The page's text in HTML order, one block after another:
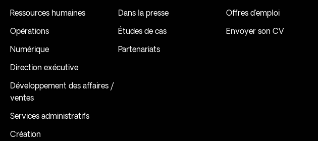
Ressources humaines
Opérations
Numérique
Direction exécutive
Développement des affaires /
ventes
Services administratifs
Création
Dans la presse
Études de cas
Partenariats
Offres d’emploi
Envoyer son CV